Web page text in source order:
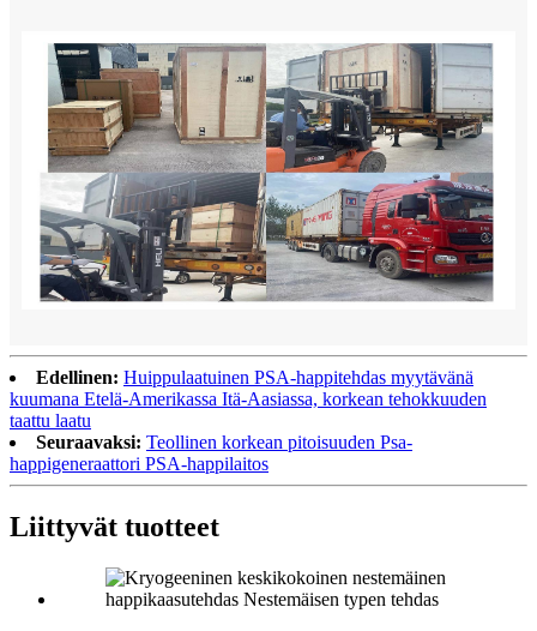
Edellinen: Huippulaatuinen PSA-happitehdas myytävänä
kuumana Etelä-Amerikassa Itä-Aasiassa, korkean tehokkuuden
taattu laatu
Seuraavaksi: Teollinen korkean pitoisuuden Psa-
happigeneraattori PSA-happilaitos
Liittyvät tuotteet